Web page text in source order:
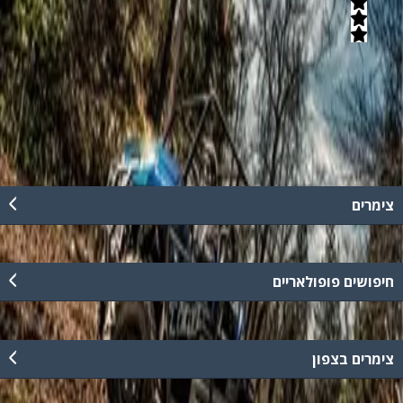
5
(
21חוות דעת)
טיולי אקסטרים חווייתים עם טרקטורונים, רייזרים וג'יפים בהרי ירושלים.
למי זה מתאים? זוגות, משפחות, קבוצות, ימי גיבוש ואירועי חברה.
קרא עוד
צימרים
חיפושים פופולאריים
צימרים בצפון